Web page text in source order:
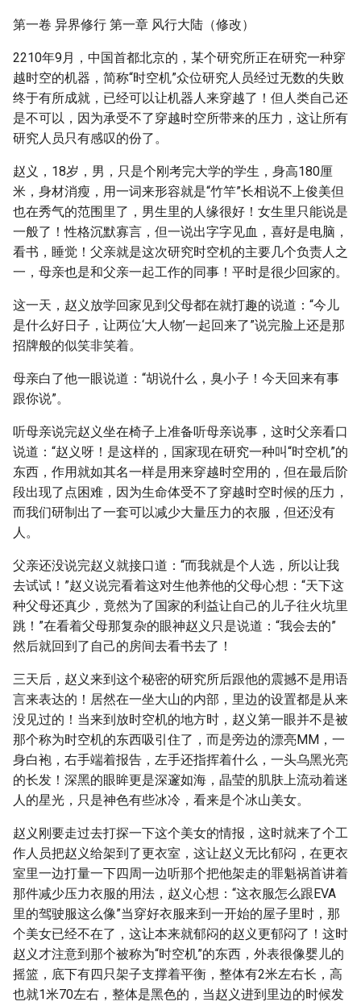
第一卷 异界修行 第一章 风行大陆（修改）
2210年9月，中国首都北京的，某个研究所正在研究一种穿
越时空的机器，简称“时空机”众位研究人员经过无数的失败
终于有所成就，已经可以让机器人来穿越了！但人类自己还
是不可以，因为承受不了穿越时空所带来的压力，这让所有
研究人员只有感叹的份了。
赵义，18岁，男，只是个刚考完大学的学生，身高180厘
米，身材消瘦，用一词来形容就是“竹竿”长相说不上俊美但
也在秀气的范围里了，男生里的人缘很好！女生里只能说是
一般了！性格沉默寡言，但一说出字字见血，喜好是电脑，
看书，睡觉！父亲就是这次研究时空机的主要几个负责人之
一，母亲也是和父亲一起工作的同事！平时是很少回家的。
这一天，赵义放学回家见到父母都在就打趣的说道：“今儿
是什么好日子，让两位‘大人物’一起回来了”说完脸上还是那
招牌般的似笑非笑着。
母亲白了他一眼说道：“胡说什么，臭小子！今天回来有事
跟你说”。
听母亲说完赵义坐在椅子上准备听母亲说事，这时父亲看口
说道：“赵义呀！是这样的，国家现在研究一种叫“时空机”的
东西，作用就如其名一样是用来穿越时空用的，但在最后阶
段出现了点困难，因为生命体受不了穿越时空时候的压力，
而我们研制出了一套可以减少大量压力的衣服，但还没有
人。
父亲还没说完赵义就接口道：“而我就是个人选，所以让我
去试试！”赵义说完看着这对生他养他的父母心想：“天下这
种父母还真少，竟然为了国家的利益让自己的儿子往火坑里
跳！”在看着父母那复杂的眼神赵义只是说道：“我会去的”
然后就回到了自己的房间去看书去了！
三天后，赵义来到这个秘密的研究所后跟他的震撼不是用语
言来表达的！居然在一坐大山的内部，里边的设置都是从来
没见过的！当来到放时空机的地方时，赵义第一眼并不是被
那个称为时空机的东西吸引住了，而是旁边的漂亮MM，一
身白袍，右手端着报告，左手还指挥着什么，一头乌黑光亮
的长发！深黑的眼眸更是深邃如海，晶莹的肌肤上流动着迷
人的星光，只是神色有些冰冷，看来是个冰山美女。
赵义刚要走过去打探一下这个美女的情报，这时就来了个工
作人员把赵义给架到了更衣室，这让赵义无比郁闷，在更衣
室里一边打量一下四周一边听那个把他架走的罪魁祸首讲着
那件减少压力衣服的用法，赵义心想：“这衣服怎么跟EVA
里的驾驶服这么像”当穿好衣服来到一开始的屋子里时，那
个美女已经不在了，这让本来就郁闷的赵义更郁闷了！这时
赵义才注意到那个被称为“时空机”的东西，外表很像婴儿的
摇篮，底下有四只架子支撑着平衡，整体有2米左右长，高
也就1米70左右，整体是黑色的，当赵义进到里边的时候发